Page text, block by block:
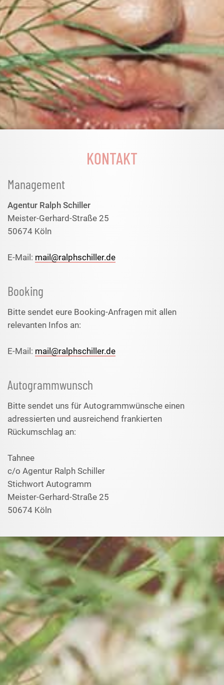
KONTAKT
Management
Agentur Ralph Schiller
Meister-Gerhard-Straße 25
50674 Köln
E-Mail: mail@ralphschiller.de
Booking
Bitte sendet eure Booking-Anfragen mit allen
relevanten Infos an:
E-Mail: mail@ralphschiller.de
Autogrammwunsch
Bitte sendet uns für Autogrammwünsche einen
adressierten und ausreichend frankierten
Rückumschlag an:
Tahnee
c/o Agentur Ralph Schiller
Stichwort Autogramm
Meister-Gerhard-Straße 25
50674 Köln